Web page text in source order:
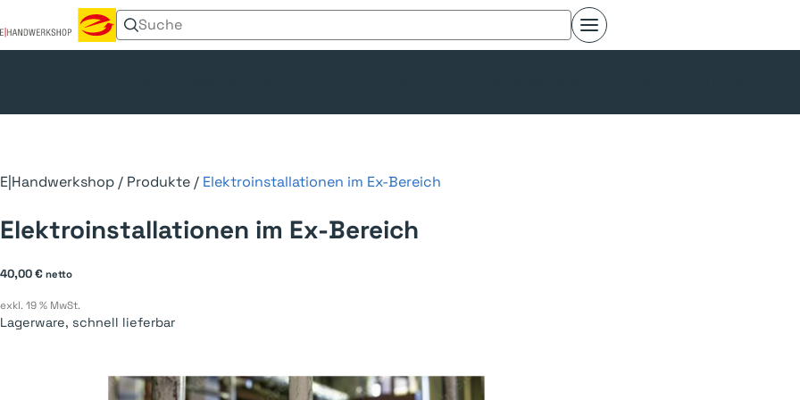
Suchen nach:
E|Handwerkshop / Produkte / Elektroinstallationen im Ex-Bereich
Elektroinstallationen im Ex-Bereich
40,00€ netto
exkl. 19 % MwSt.
Lagerware, schnell lieferbar